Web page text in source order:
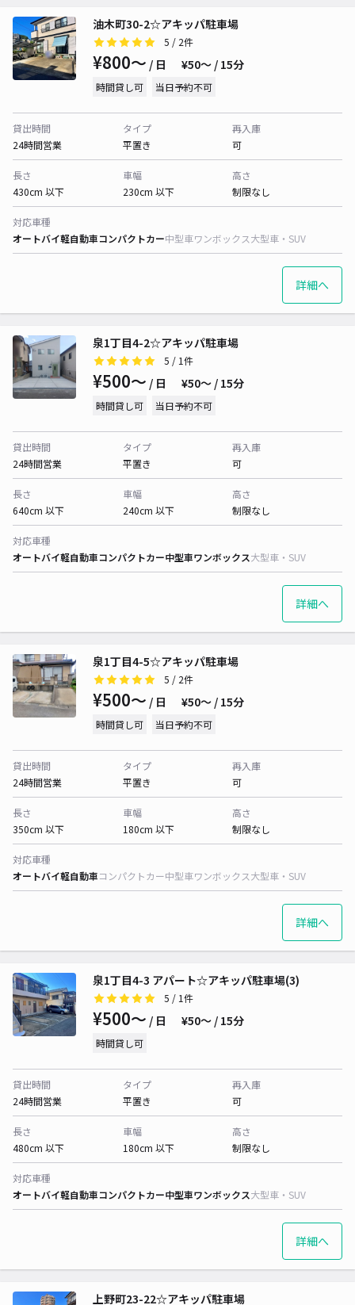
油木町30-2☆アキッパ駐車場
5 / 2件
¥800〜 / 日 ¥50〜 / 15分
時間貸し可 当日予約不可
貸出時間
24時間営業
タイプ
平置き
再入庫
可
長さ
430cm 以下
車幅
230cm 以下
高さ
制限なし
対応車種
オートバイ軽自動車コンパクトカー中型車ワンボックス大型車・SUV
詳細へ
泉1丁目4-2☆アキッパ駐車場
5 / 1件
¥500〜 / 日 ¥50〜 / 15分
時間貸し可 当日予約不可
貸出時間
24時間営業
タイプ
平置き
再入庫
可
長さ
640cm 以下
車幅
240cm 以下
高さ
制限なし
対応車種
オートバイ軽自動車コンパクトカー中型車ワンボックス大型車・SUV
詳細へ
泉1丁目4-5☆アキッパ駐車場
5 / 2件
¥500〜 / 日 ¥50〜 / 15分
時間貸し可 当日予約不可
貸出時間
24時間営業
タイプ
平置き
再入庫
可
長さ
350cm 以下
車幅
180cm 以下
高さ
制限なし
対応車種
オートバイ軽自動車コンパクトカー中型車ワンボックス大型車・SUV
詳細へ
泉1丁目4-3 アパート☆アキッパ駐車場(3)
5 / 1件
¥500〜 / 日 ¥50〜 / 15分
時間貸し可
貸出時間
24時間営業
タイプ
平置き
再入庫
可
長さ
480cm 以下
車幅
180cm 以下
高さ
制限なし
対応車種
オートバイ軽自動車コンパクトカー中型車ワンボックス大型車・SUV
詳細へ
上野町23-22☆アキッパ駐車場